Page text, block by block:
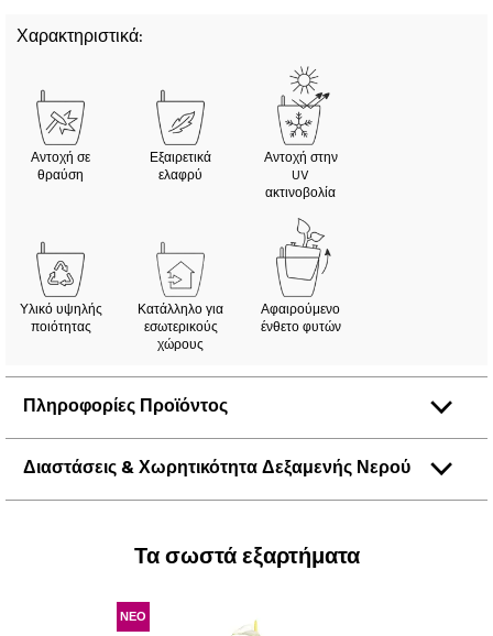
Χαρακτηριστικά:
Αντοχή σε
θραύση
Εξαιρετικά
ελαφρύ
Αντοχή στην
UV
ακτινοβολία
Υλικό υψηλής
ποιότητας
Κατάλληλο για
εσωτερικούς
χώρους
Αφαιρούμενο
ένθετο φυτών
Πληροφορίες Προϊόντος
Διαστάσεις & Χωρητικότητα Δεξαμενής Νερού
Τα σωστά εξαρτήματα
ΝΕΟ